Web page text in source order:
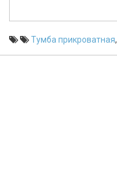
Тумба прикроватная,